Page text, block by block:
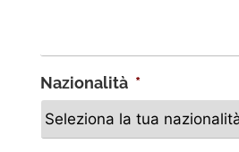
Nazionalità *